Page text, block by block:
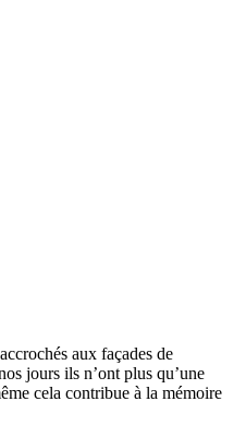
aux façades de
jours ils n’ont plus qu’une
cela contribue à la mémoire